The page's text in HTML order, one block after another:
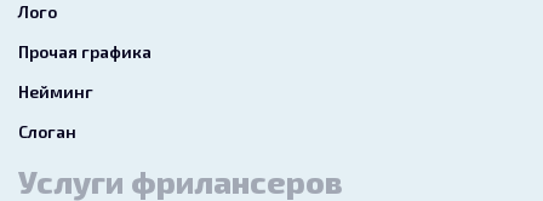
Лого
Прочая графика
Нейминг
Слоган
Услуги фрилансеров